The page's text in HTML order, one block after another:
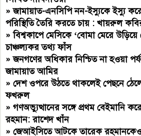
»জামায়াত-এনসিপি নন-ইস্যুকে ইস্যু
পরিস্থিতি তৈরি করতে চায় : খায়রুল
»বিশ্বকাপে মেসিকে ‘বোমা মেরে
চাঞ্চল্যকর তথ্য ফাঁস
»জনগণের অধিকার নিশ্চিত না হওয়া
জামায়াত আমির
»দেশ ওপরে উঠতে থাকলেই পেছনে
ফখরুল
»গণঅভ্যুত্থানের সঙ্গে প্রথম বেইমানি
রহমান: রাশেদ খাঁন
»জেআইসিতে আটকে তারেক রহমানকেও